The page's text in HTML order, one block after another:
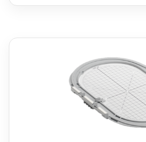
€